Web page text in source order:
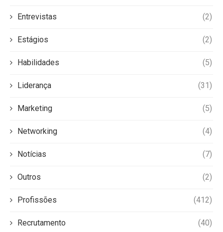
Entrevistas (2)
Estágios (2)
Habilidades (5)
Liderança (31)
Marketing (5)
Networking (4)
Notícias (7)
Outros (2)
Profissões (412)
Recrutamento (40)